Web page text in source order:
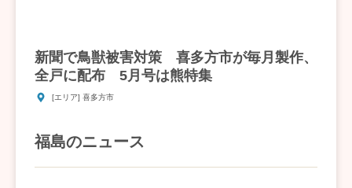
新聞で鳥獣被害対策 喜多方市が毎月製作、
全戸に配布 5月号は熊特集
[エリア] 喜多方市
福島のニュース